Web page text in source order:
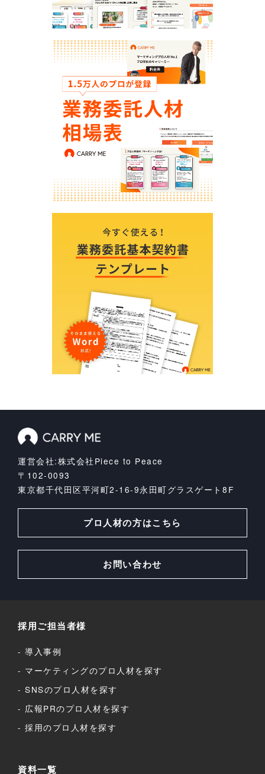
運営会社:株式会社Piece to Peace
〒102-0093
東京都千代田区平河町2-16-9永田町グラスゲート8F
プロ人材の方はこちら
お問い合わせ
採用ご担当者様
導入事例
マーケティングのプロ人材を探す
SNSのプロ人材を探す
広報PRのプロ人材を探す
採用のプロ人材を探す
資料一覧